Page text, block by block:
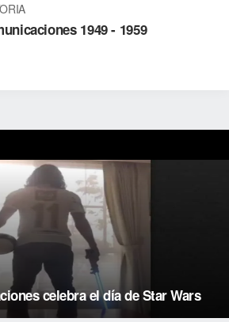
1949 - 1959
celebra el día de Star Wars